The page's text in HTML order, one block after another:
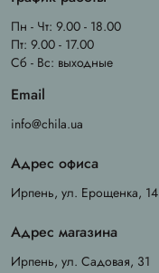
Пн - Чт: 9.00 - 18.00
Пт: 9.00 - 17.00
Сб - Вс: выходные
Email
info@chila.ua
Адрес офиса
Ирпень, ул. Ерощенка, 14
Адрес магазина
Ирпень, ул. Садовая, 31